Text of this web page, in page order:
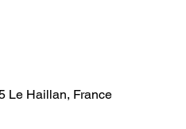
Le Haillan, France